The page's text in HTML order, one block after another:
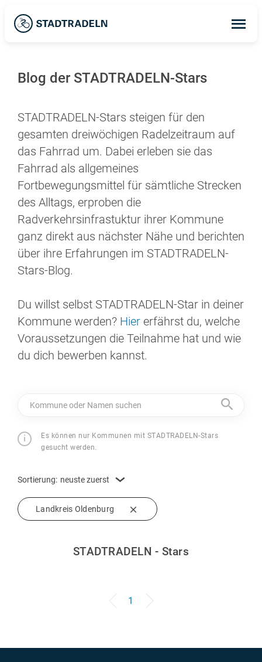
Blog der STADTRADELN-Stars
STADTRADELN-Stars steigen für den
gesamten dreiwöchigen Radelzeitraum auf
das Fahrrad um. Dabei erleben sie das
Fahrrad als allgemeines
Fortbewegungsmittel für sämtliche Strecken
des Alltags, erproben die
Radverkehrsinfrastuktur ihrer Kommune
ganz direkt aus nächster Nähe und berichten
über ihre Erfahrungen im STADTRADELN-
Stars-Blog.
Du willst selbst STADTRADELN-Star in deiner
Kommune werden? Hier erfährst du, welche
Voraussetzungen die Teilnahme hat und wie
du dich bewerben kannst.
Kommune oder Namen suchen
Es können nur Kommunen mit STADTRADELN-Stars
gesucht werden.
Landkreis Oldenburg
Sortierung: neuste zuerst
STADTRADELN - Stars
1